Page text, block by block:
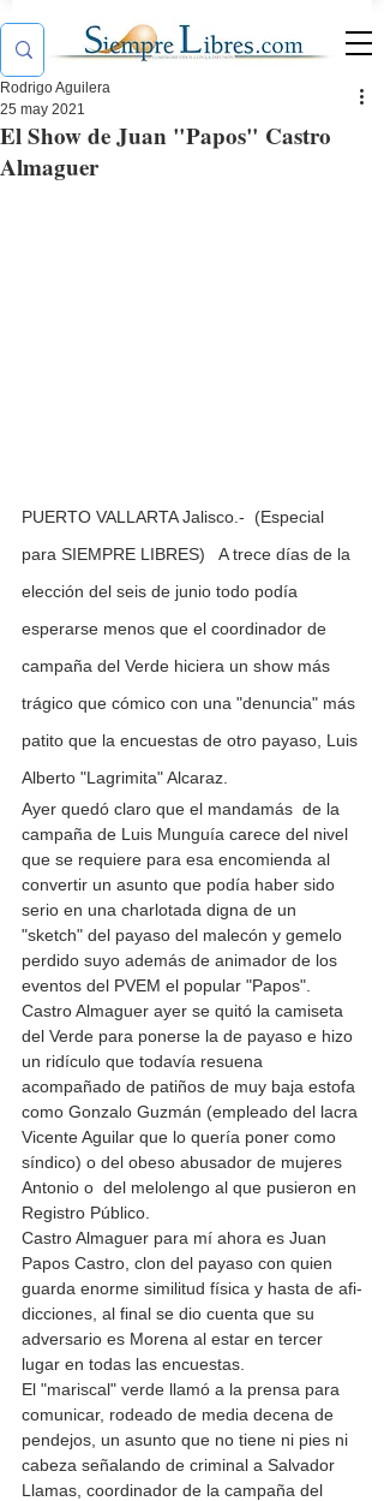
El Show de Juan "Papos" Castro
Almaguer
Rodrigo Aguilera
25 may 2021
PUERTO VALLARTA Jalisco.-  (Especial
para SIEMPRE LIBRES)   A trece días de la
elección del seis de junio todo podía
esperarse menos que el coordinador de
campaña del Verde hiciera un show más
trágico que cómico con una "denuncia" más
patito que la encuestas de otro payaso, Luis
Alberto "Lagrimita" Alcaraz.
Ayer quedó claro que el mandamás  de la
campaña de Luis Munguía carece del nivel
que se requiere para esa encomienda al
convertir un asunto que podía haber sido
serio en una charlotada digna de un
"sketch" del payaso del malecón y gemelo
perdido suyo además de animador de los
eventos del PVEM el popular "Papos".
Castro Almaguer ayer se quitó la camiseta
del Verde para ponerse la de payaso e hizo
un ridículo que todavía resuena
acompañado de patiños de muy baja estofa
como Gonzalo Guzmán (empleado del lacra
Vicente Aguilar que lo quería poner como
síndico) o del obeso abusador de mujeres
Antonio o  del melolengo al que pusieron en
Registro Público.
Castro Almaguer para mí ahora es Juan
Papos Castro, clon del payaso con quien
guarda enorme similitud física y hasta de afi-
dicciones, al final se dio cuenta que su
adversario es Morena al estar en tercer
lugar en todas las encuestas.
El "mariscal" verde llamó a la prensa para
comunicar, rodeado de media decena de
pendejos, un asunto que no tiene ni pies ni
cabeza señalando de criminal a Salvador
Llamas, coordinador de la campaña del